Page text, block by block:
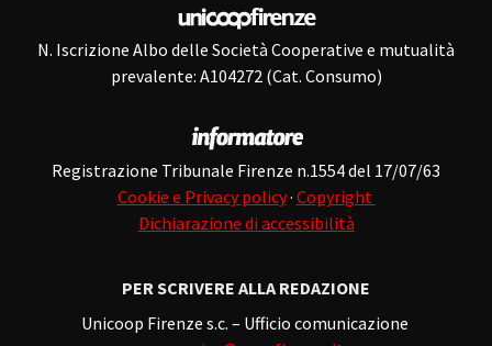
N. Iscrizione Albo delle Società Cooperative e mutualità
prevalente: A104272 (Cat. Consumo)
Registrazione Tribunale Firenze n.1554 del 17/07/63
Cookie e Privacy policy· Copyright
Dichiarazione di accessibilità
PER SCRIVERE ALLA REDAZIONE
Unicoop Firenze s.c. – Ufficio comunicazione